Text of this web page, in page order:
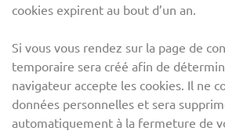
cookies expirent au bout d’un an.
Si vous vous rendez sur la page de
temporaire sera créé afin de
navigateur accepte les cookies. Il ne
données personnelles et sera
automatiquement à la fermeture de